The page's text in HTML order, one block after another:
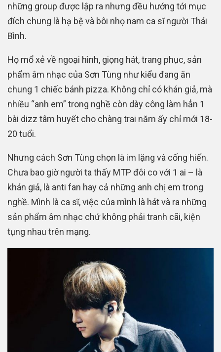
những group được lập ra nhưng đều hướng tới mục
đích chung là hạ bệ và bôi nhọ nam ca sĩ người Thái
Bình.
Họ mổ xẻ về ngoại hình, giọng hát, trang phục, sản
phẩm âm nhạc của Sơn Tùng như kiểu đang ăn
chung 1 chiếc bánh pizza. Không chỉ có khán giả, mà
nhiều “anh em” trong nghề còn dày công làm hẳn 1
bài dizz tâm huyết cho chàng trai năm ấy chỉ mới 18-
20 tuổi.
Nhưng cách Sơn Tùng chọn là im lặng và cống hiến.
Chưa bao giờ người ta thấy MTP đôi co với 1 ai – là
khán giả, là anti fan hay cả những anh chị em trong
nghề. Mình là ca sĩ, việc của mình là hát và ra những
sản phẩm âm nhạc chứ không phải tranh cãi, kiện
tụng nhau trên mạng.